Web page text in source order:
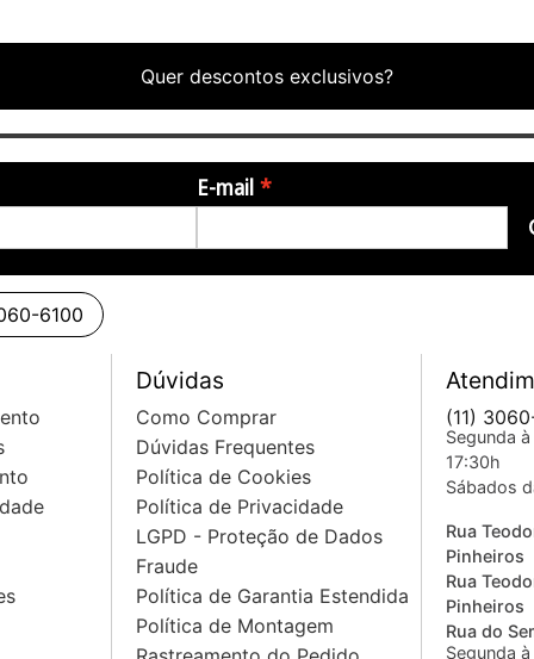
através do tapping beat)
até 24 semitons
*²
Quer descontos exclusivos?
E-mail
6100
Dúvidas
Como Comprar
Dúvidas Frequentes
Política de Cookies
Política de Privacidade
LGPD - Proteção de Dados
Fraude
Política de Garantia Estendida
Política de Montagem
(11)
Segunda
17:30h
Sábados
Rua
Pinheiros
Rua
Pinheiros
Rua do
Segunda